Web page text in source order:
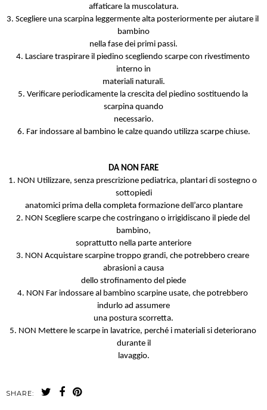
affaticare la muscolatura.
3. Scegliere una scarpina leggermente alta posteriormente per aiutare il
bambino
nella fase dei primi passi.
4. Lasciare traspirare il piedino scegliendo scarpe con rivestimento
interno in
materiali naturali.
5. Verificare periodicamente la crescita del piedino sostituendo la
scarpina quando
necessario.
6. Far indossare al bambino le calze quando utilizza scarpe chiuse.
DA NON FARE
1. NON Utilizzare, senza prescrizione pediatrica, plantari di sostegno o
sottopiedi
anatomici prima della completa formazione dell’arco plantare
2. NON Scegliere scarpe che costringano o irrigidiscano il piede del
bambino,
soprattutto nella parte anteriore
3. NON Acquistare scarpine troppo grandi, che potrebbero creare
abrasioni a causa
dello strofinamento del piede
4. NON Far indossare al bambino scarpine usate, che potrebbero
indurlo ad assumere
una postura scorretta.
5. NON Mettere le scarpe in lavatrice, perché i materiali si deteriorano
durante il
lavaggio.
SHARE: